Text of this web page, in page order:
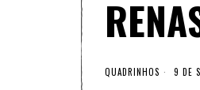
QUADRINHOS 9 DE